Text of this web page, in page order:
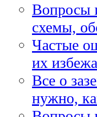
Вопросы
схемы,
Частые
их
Все о
нужно,